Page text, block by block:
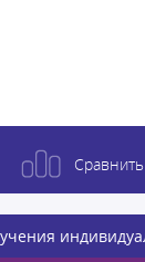
Сравнить